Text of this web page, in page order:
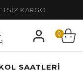
KARGO
0
SAATLERI